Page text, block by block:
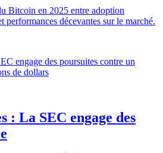
Bitcoin en 2025 entre adoption
performances décevantes sur le marché.
: La SEC engage des